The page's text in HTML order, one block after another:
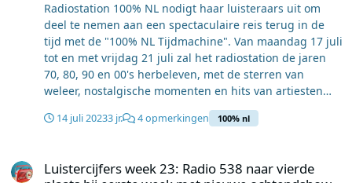
Radiostation 100% NL nodigt haar luisteraars uit om
deel te nemen aan een spectaculaire reis terug in de
tijd met de "100% NL Tijdmachine". Van maandag 17 juli
tot en met vrijdag 21 juli zal het radiostation de jaren
70, 80, 90 en 00's herbeleven, met de sterren van
weleer, nostalgische momenten en hits van artiesten
zoals Rob de Nijs, Doe Maar en Guus Meeuwis.
Iconische televisiepersoonlijkheden zoals André van
100% NL. Jeugdhelden Moffel & Piertje en Pippi
14 juli 20233 jr. 4 opmerkingen 100% nl
Luistercijfers week 23: Radio 538 naar vierde